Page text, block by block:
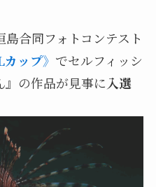
合同フォトコンテスト
ップ》 でセルフィッシ
』の作品が見事に入選